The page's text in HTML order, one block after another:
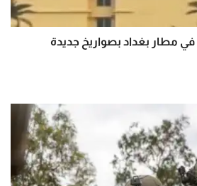
مطار بغداد بصواريخ جديدة